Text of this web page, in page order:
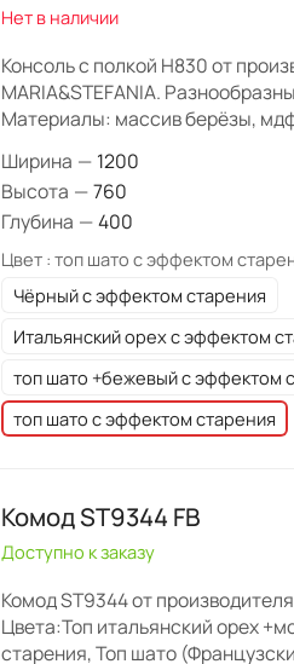
Нет в наличии
Консоль с полкой H830 от
MARIA&STEFANIA.
Материалы: массив берёзы,
Ширина — 1200
Высота —760
Глубина —400
Цвет : топ шато с эффектом
Чёрный с эффектом старения
Итальянский орех с эффектом
топ шато +бежевый с эффектом
топ шато с эффектом старения
Комод ST9344 FB
Доступно к заказу
Комод ST9344 от
Цвета:Топ итальянский орех
старения, Топ шато